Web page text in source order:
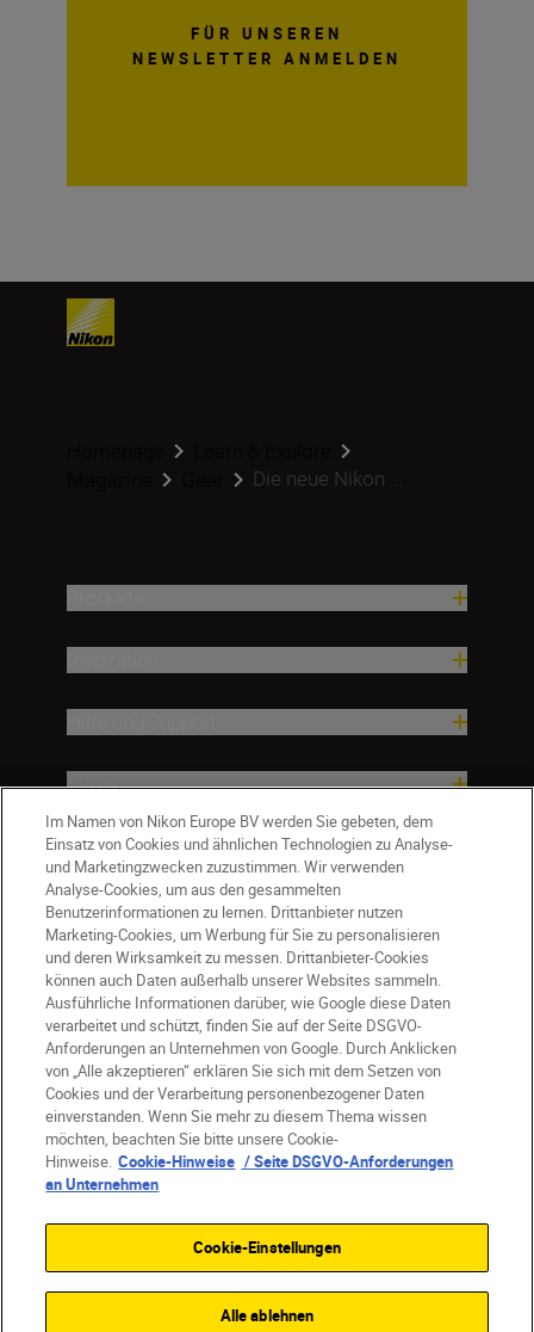
FÜR UNSEREN
NEWSLETTER ANMELDEN
Die neue Nikon ...
Firma
DE Nikon Sites
Kontakt
Datenschutzhinweis
Nutzungsbedingungen
Geschäftsbedingungen des Nikon Stores
Cookie-Hinweise
Barrierefreiheit
Cookie-Einstellungen
Im Namen von Nikon Europe BV werden Sie gebeten, dem
Einsatz von Cookies und ähnlichen Technologien zu Analyse-
und Marketingzwecken zuzustimmen. Wir verwenden
Analyse-Cookies, um aus den gesammelten
Benutzerinformationen zu lernen. Drittanbieter nutzen
Marketing-Cookies, um Werbung für Sie zu personalisieren
und deren Wirksamkeit zu messen. Drittanbieter-Cookies
können auch Daten außerhalb unserer Websites sammeln.
Ausführliche Informationen darüber, wie Google diese Daten
verarbeitet und schützt, finden Sie auf der Seite DSGVO-
Anforderungen an Unternehmen von Google. Durch Anklicken
von „Alle akzeptieren“ erklären Sie sich mit dem Setzen von
Cookies und der Verarbeitung personenbezogener Daten
einverstanden. Wenn Sie mehr zu diesem Thema wissen
möchten, beachten Sie bitte unsere Cookie-
Hinweise. Cookie-Hinweise / Seite DSGVO-Anforderungen
an Unternehmen
Cookie-Einstellungen
Alle ablehnen